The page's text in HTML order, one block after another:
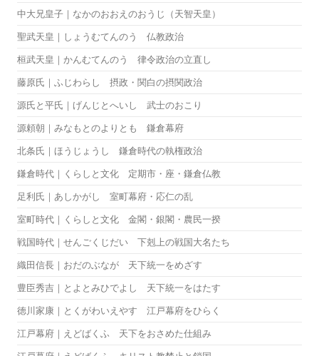
中大兄皇子｜なかのおおえのおうじ（天智天皇）
聖武天皇｜しょうむてんのう 仏教政治
桓武天皇｜かんむてんのう 律令政治の立直し
藤原氏｜ふじわらし 摂政・関白の摂関政治
源氏と平氏｜げんじとへいし 武士のおこり
源頼朝｜みなもとのよりとも 鎌倉幕府
北条氏｜ほうじょうし 鎌倉時代の執権政治
鎌倉時代｜くらしと文化 定期市・座・鎌倉仏教
足利氏｜あしかがし 室町幕府・応仁の乱
室町時代｜くらしと文化 金閣・銀閣・農民一揆
戦国時代｜せんごくじだい 下剋上の戦国大名たち
織田信長｜おだのぶなが 天下統一をめざす
豊臣秀吉｜とよとみひでよし 天下統一をはたす
徳川家康｜とくがわいえやす 江戸幕府をひらく
江戸幕府｜えどばくふ 天下をおさめた仕組み